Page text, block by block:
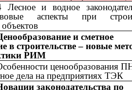
Лесное и водное
аспекты при
и сметное
в строительстве – новые
РИМ
ценообразования
дела на предприятиях ТЭК
законодательства по